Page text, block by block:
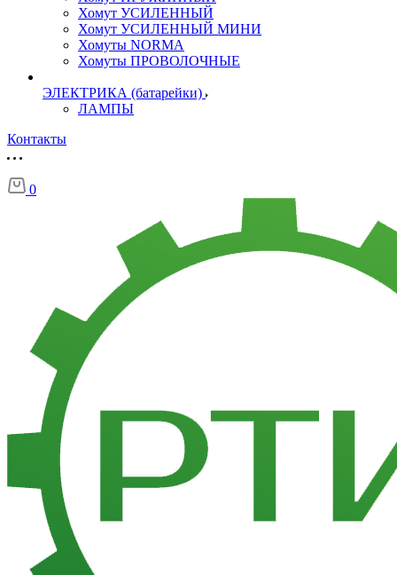
Хомут УСИЛЕННЫЙ
Хомут УСИЛЕННЫЙ МИНИ
Хомуты NORMA
Хомуты ПРОВОЛОЧНЫЕ
ЭЛЕКТРИКА (батарейки)
ЛАМПЫ
Контакты
0